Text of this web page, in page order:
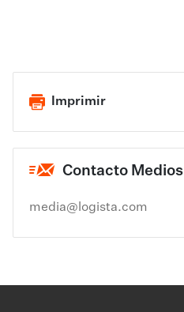
Imprimir
Contacto Medios
media@logista.com